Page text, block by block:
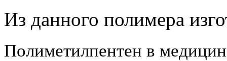
Из данного полимера
Полиметилпентен в